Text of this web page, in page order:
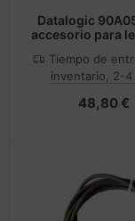
Datalogic
accesorio para
Tiempo de
inventario, 2-4
48,80 €